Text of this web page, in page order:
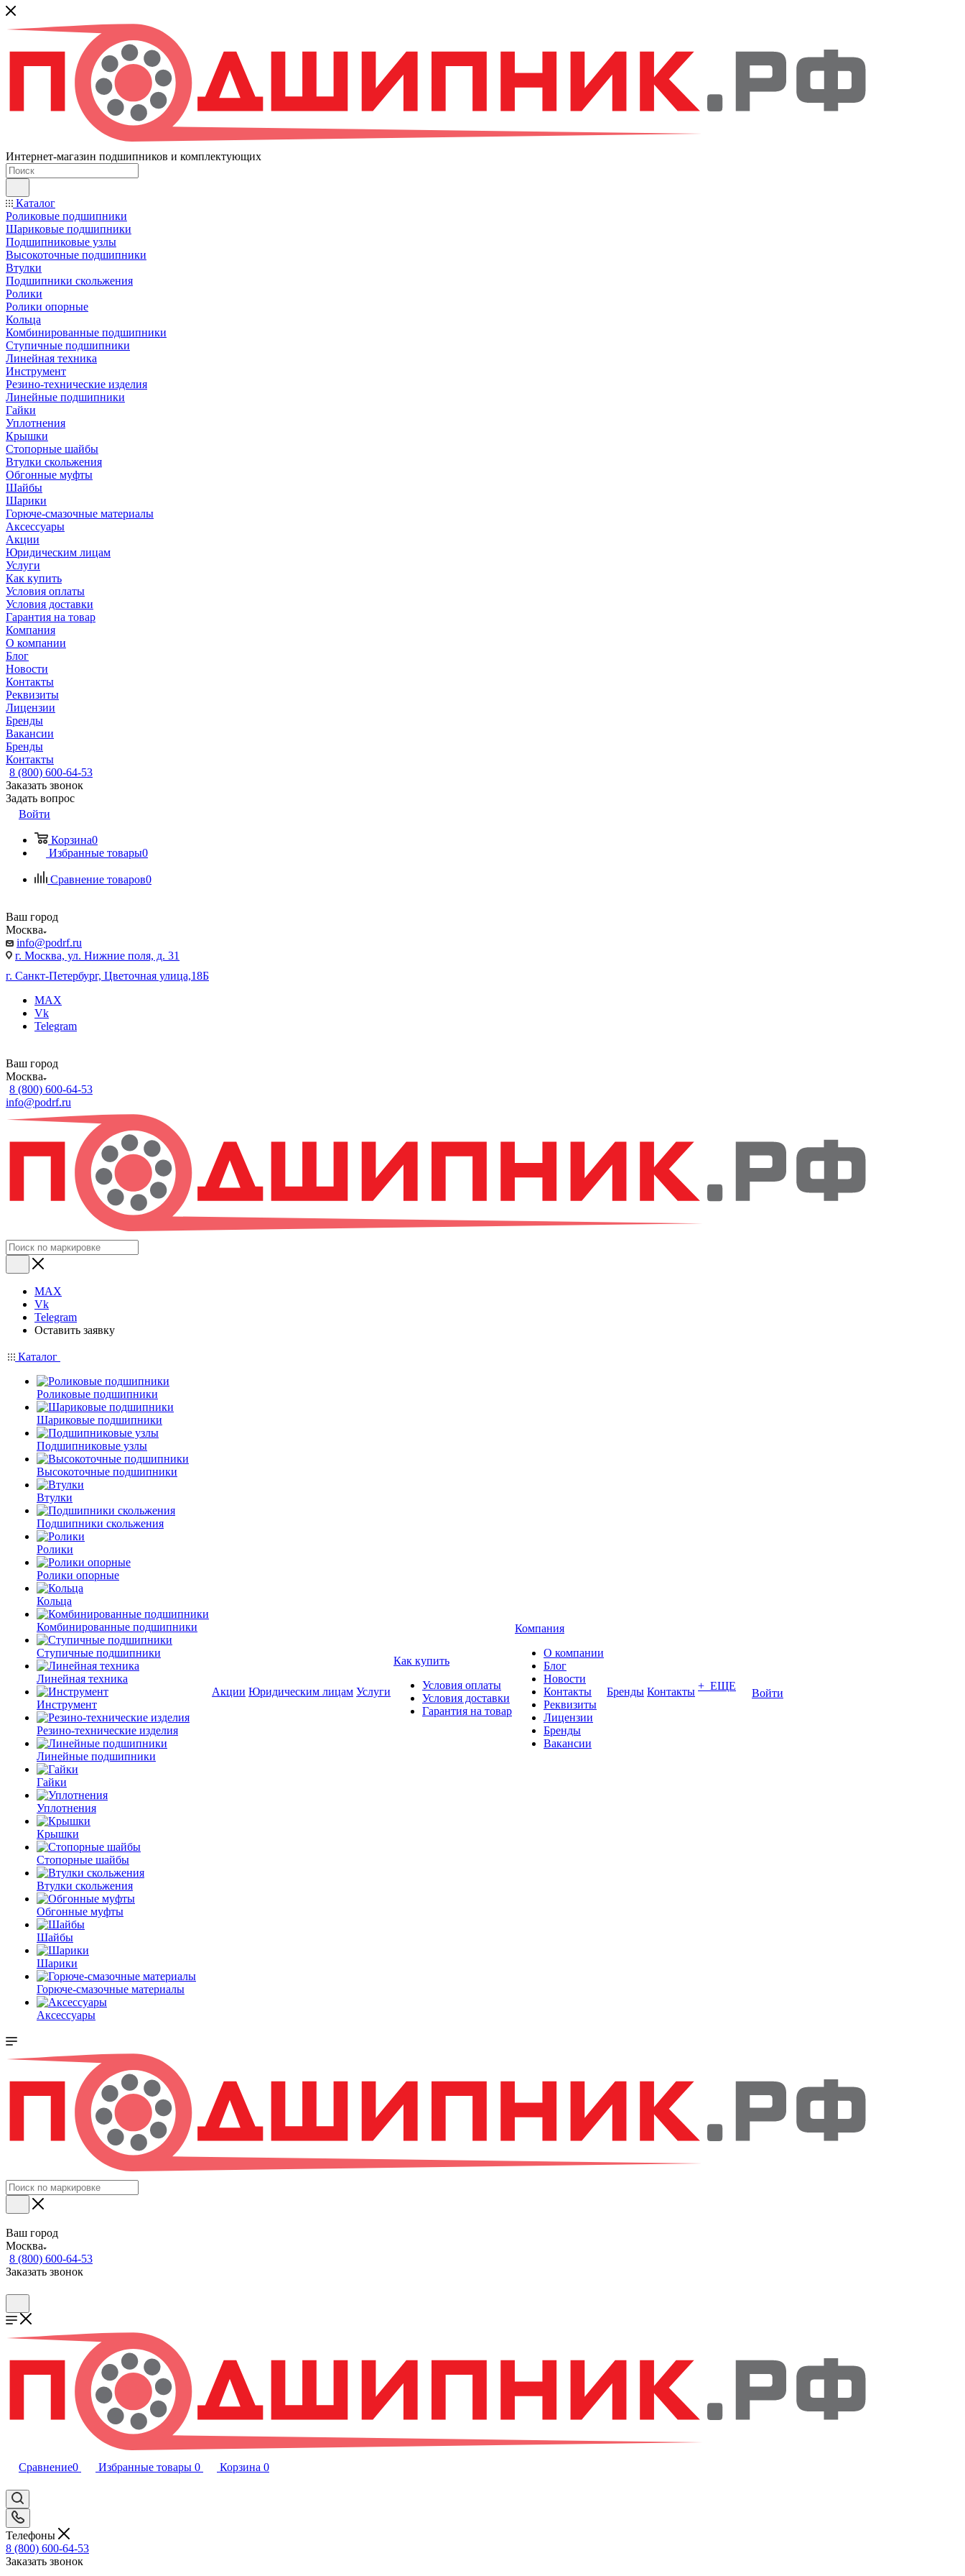
Интернет-магазин подшипников и комплектующих
Каталог
Роликовые подшипники
Шариковые подшипники
Подшипниковые узлы
Высокоточные подшипники
Втулки
Подшипники скольжения
Ролики
Ролики опорные
Кольца
Комбинированные подшипники
Ступичные подшипники
Линейная техника
Инструмент
Резино-технические изделия
Линейные подшипники
Гайки
Уплотнения
Крышки
Стопорные шайбы
Втулки скольжения
Обгонные муфты
Шайбы
Шарики
Горюче-смазочные материалы
Аксессуары
Акции
Юридическим лицам
Услуги
Как купить
Условия оплаты
Условия доставки
Гарантия на товар
Компания
О компании
Блог
Новости
Контакты
Реквизиты
Лицензии
Бренды
Вакансии
Бренды
Контакты
8 (800) 600-64-53
Заказать звонок
Задать вопрос
Войти
Корзина0
Избранные товары0
Сравнение товаров0
Ваш город
Москва
info@podrf.ru
г. Москва, ул. Нижние поля, д. 31
г. Санкт-Петербург, Цветочная улица,18Б
MAX
Vk
Telegram
Ваш город
Москва
8 (800) 600-64-53
info@podrf.ru
MAX
Vk
Telegram
Оставить заявку
Каталог
Роликовые подшипники
Шариковые подшипники
Подшипниковые узлы
Высокоточные подшипники
Втулки
Подшипники скольжения
Ролики
Ролики опорные
Кольца
Комбинированные подшипники
Ступичные подшипники
Линейная техника
Инструмент
Резино-технические изделия
Линейные подшипники
Гайки
Уплотнения
Крышки
Стопорные шайбы
Втулки скольжения
Обгонные муфты
Шайбы
Шарики
Горюче-смазочные материалы
Аксессуары
Акции Юридическим лицам Услуги
Как купить
Условия оплаты
Условия доставки
Гарантия на товар
Компания
О компании
Блог
Новости
Контакты
Реквизиты
Лицензии
Бренды
Вакансии
Бренды Контакты + ЕЩЕ
Войти
Ваш город
Москва
8 (800) 600-64-53
Заказать звонок
Сравнение0 Избранные товары 0 Корзина 0
Телефоны
8 (800) 600-64-53
Заказать звонок